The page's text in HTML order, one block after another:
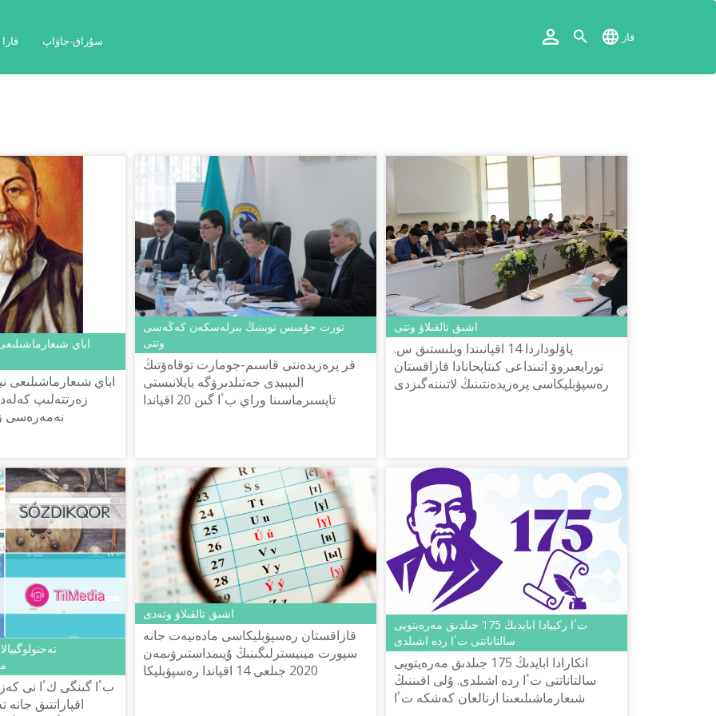
قارا سۇراق-جاۋاپ قاز
اباي
اباي شىعارماشىلىعى
زەرتتەلىپ
نەمەرەسى
تورت جۇمىس توبىنىڭ بىرلەسكەن كەڭەسى
وتتى
قر پرەزيدەنتى قاسىم-جومارت توقاەۆتىڭ
الىپبيدى جەتىلدىرۋگە بايلانىستى
تاپسىرماسىنا وراي بٴا گىن 20 اقپاندا
اشىق تالقىلاۋ وتتى
پاۆلوداردا 14 اقپانىندا وبلىستىق س.
تورايعىروۆ اتىنداعى كىتاپحانادا قازاقستان
رەسپۋبليكاسى پرەزيدەنتىنىڭ لاتىننەگىزدى
بٴا گىنگى كٴا نى
اقپاراتتىق
اشىق تالقىلاۋ وتەدى
قازاقستان رەسپۋبليكاسى مادەنيەت جانە
سپورت مينيسترلىگىنىڭ ۇيىمداستىرۋىمەن
2020 جىلعى 14 اقپاندا رەسپۋبليكا
تٴا ركييادا ابايدىڭ 175 جىلدىق مەرەيتويى
سالتاناتتى تٴا ردە اشىلدى
انكارادا ابايدىڭ 175 جىلدىق مەرەيتويى
سالتاناتتى تٴا ردە اشىلدى. ۇلى اقىننىڭ
شىعارماشىلىعىنا ارنالعان كەشكە تٴا